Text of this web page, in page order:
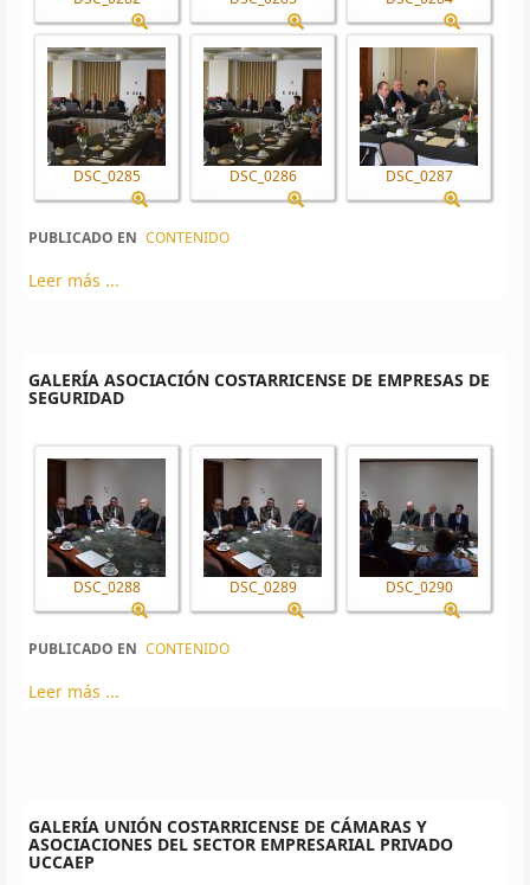
DSC_0285 DSC_0286 DSC_0287
PUBLICADO EN CONTENIDO
Leer más ...
GALERÍA ASOCIACIÓN COSTARRICENSE DE EMPRESAS DE
SEGURIDAD
DSC_0288 DSC_0289 DSC_0290
PUBLICADO EN CONTENIDO
Leer más ...
GALERÍA UNIÓN COSTARRICENSE DE CÁMARAS Y
ASOCIACIONES DEL SECTOR EMPRESARIAL PRIVADO
UCCAEP